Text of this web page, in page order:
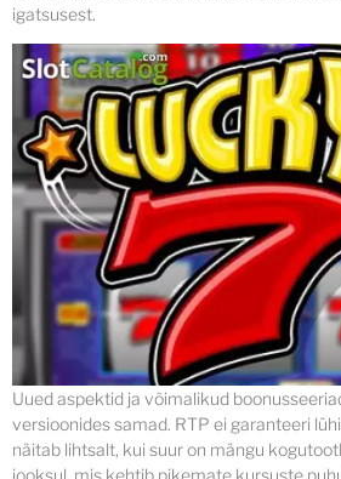
igatsusest.
Uued aspektid ja võimalikud
versioonides samad. RTP ei garanteeri
näitab lihtsalt, kui suur on mängu